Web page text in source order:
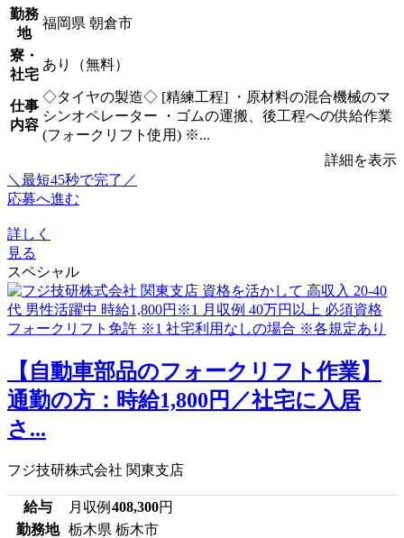
勤務
地
福岡県 朝倉市
寮・
社宅
あり（無料）
仕事
内容
◇タイヤの製造◇ [精練工程] ・原材料の混合機械のマ
シンオペレーター ・ゴムの運搬、後工程への供給作業
(フォークリフト使用) ※...
詳細を表示
＼最短45秒で完了／
応募へ進む
詳しく
見る
スペシャル
【自動車部品のフォークリフト作業】
通勤の方：時給1,800円／社宅に入居
さ...
フジ技研株式会社 関東支店
給与 月収例 408,300円
勤務地
栃木県 栃木市